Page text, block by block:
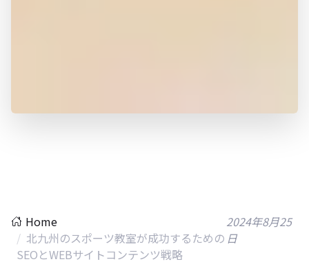
Home
北九州のスポーツ教室が成功するための
SEOとWEBサイトコンテンツ戦略
2024年8月25
日